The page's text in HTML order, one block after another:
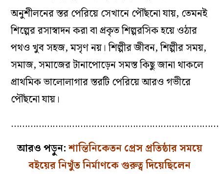
অনুশীলনের স্তর পেরিয়ে সেখানে পৌঁছনো যায়, তেমনই
শিল্পের রসাস্বাদন করা বা প্রকৃত শিল্পরসিক হয়ে ওঠার
পথও খুব সহজ, মসৃণ নয়। শিল্পীর জীবন, শিল্পীর সময়,
সমাজ, সমাজের টানাপোড়েন সমস্ত কিছু জানা থাকলে
প্রাথমিক ভালোলাগার স্তরটি পেরিয়ে আরও গভীরে
পৌঁছনো যায়।
আরও পড়ুন:শান্তিনিকেতন প্রেস প্রতিষ্ঠার সময়ে
বইয়ের নিখুঁত নির্মাণকে গুরুত্ব দিয়েছিলেন